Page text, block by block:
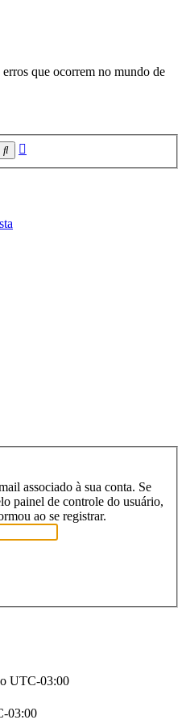
que ocorrem no mundo de
Pesquisar
associado à sua conta. Se
painel de controle do usuário,
ao se registrar.
UTC-03:00
03:00